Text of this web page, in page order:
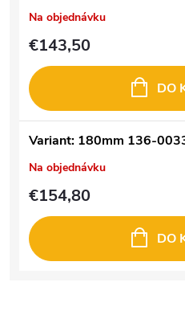
Na objednávku
€143,50
DO
Variant: 180mm 136-
Na objednávku
€154,80
DO